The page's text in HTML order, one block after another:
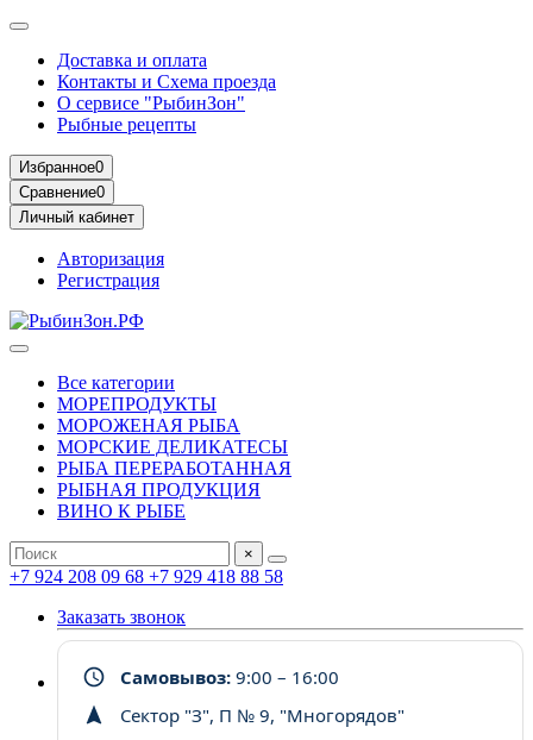
Доставка и оплата
Контакты и Схема проезда
О сервисе "РыбинЗон"
Рыбные рецепты
Избранное0
Сравнение0
Личный кабинет
Авторизация
Регистрация
Все категории
МОРЕПРОДУКТЫ
МОРОЖЕНАЯ РЫБА
МОРСКИЕ ДЕЛИКАТЕСЫ
РЫБА ПЕРЕРАБОТАННАЯ
РЫБНАЯ ПРОДУКЦИЯ
ВИНО К РЫБЕ
×
+7 924 208 09 68 +7 929 418 88 58
Заказать звонок
Самовывоз: 9:00 – 16:00
Сектор "З", П № 9, "Многорядов"